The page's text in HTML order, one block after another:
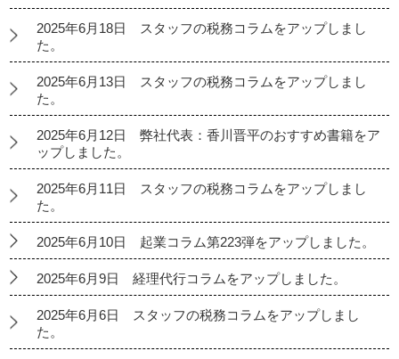
2025年6月18日 スタッフの税務コラムをアップしまし
た。
2025年6月13日 スタッフの税務コラムをアップしまし
た。
2025年6月12日 弊社代表：香川晋平のおすすめ書籍をア
ップしました。
2025年6月11日 スタッフの税務コラムをアップしまし
た。
2025年6月10日 起業コラム第223弾をアップしました。
2025年6月9日 経理代行コラムをアップしました。
2025年6月6日 スタッフの税務コラムをアップしまし
た。